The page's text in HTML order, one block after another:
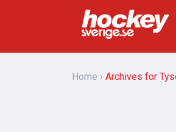
Home Archives for